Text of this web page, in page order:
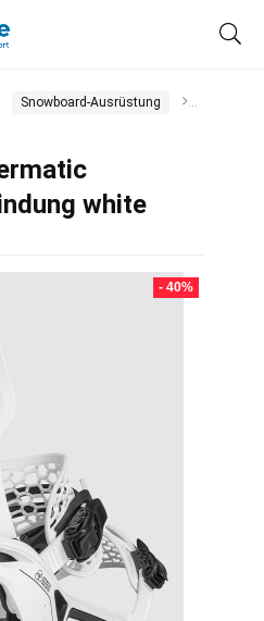
Snowboard-Ausrüstung
white
- 40%